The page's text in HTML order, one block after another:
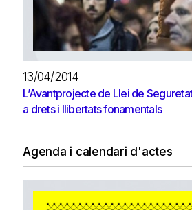
13/04/2014
L’Avantprojecte de Llei de
a drets i llibertats fonamentals
Agenda i calendari d'actes